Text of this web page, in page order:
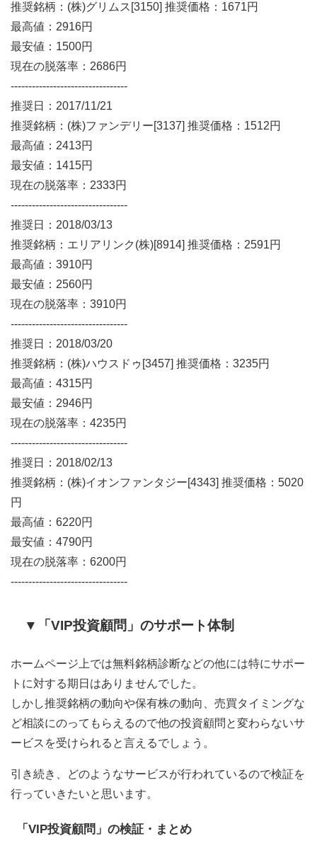
推奨銘柄：(株)グリムス[3150] 推奨価格：1671円
最高値：2916円
最安値：1500円
現在の脱落率：2686円
---------------------------------
推奨日：2017/11/21
推奨銘柄：(株)ファンデリー[3137] 推奨価格：1512円
最高値：2413円
最安値：1415円
現在の脱落率：2333円
---------------------------------
推奨日：2018/03/13
推奨銘柄：エリアリンク(株)[8914] 推奨価格：2591円
最高値：3910円
最安値：2560円
現在の脱落率：3910円
---------------------------------
推奨日：2018/03/20
推奨銘柄：(株)ハウスドゥ[3457] 推奨価格：3235円
最高値：4315円
最安値：2946円
現在の脱落率：4235円
---------------------------------
推奨日：2018/02/13
推奨銘柄：(株)イオンファンタジー[4343] 推奨価格：5020
円
最高値：6220円
最安値：4790円
現在の脱落率：6200円
---------------------------------
▼「VIP投資顧問」のサポート体制
ホームページ上では無料銘柄診断などの他には特にサポー
トに対する期日はありませんでした。
しかし推奨銘柄の動向や保有株の動向、売買タイミングな
ど相談にのってもらえるので他の投資顧問と変わらないサ
ービスを受けられると言えるでしょう。
引き続き、どのようなサービスが行われているので検証を
行っていきたいと思います。
「VIP投資顧問」の検証・まとめ